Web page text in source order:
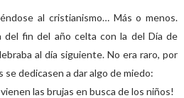
al cristianismo… Más o menos.
del fin del año celta con la del Día de
al día siguiente. No era raro, por
dedicasen a dar algo de miedo:
las brujas en busca de los niños!